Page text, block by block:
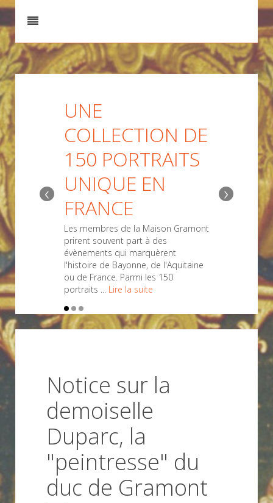
UNE
COLLECTION DE
150 PORTRAITS
UNIQUE EN
FRANCE
Les membres de la Maison Gramont
prirent souvent part à des
évènements qui marquèrent
l'histoire de Bayonne, de l'Aquitaine
ou de France. Parmi les 150
portraits ... Lire la suite
›
‹
Notice sur la
demoiselle
Duparc, la
"peintresse" du
duc de Gramont